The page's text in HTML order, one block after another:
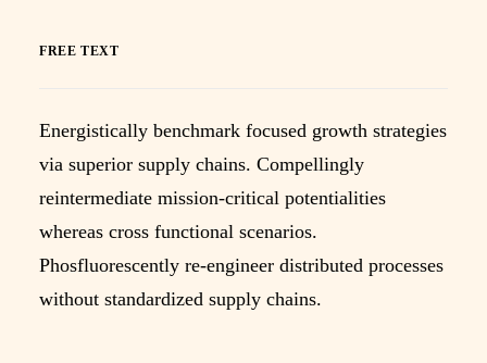
FREE TEXT
Energistically benchmark focused growth strategies
via superior supply chains. Compellingly
reintermediate mission-critical potentialities
whereas cross functional scenarios.
Phosfluorescently re-engineer distributed processes
without standardized supply chains.